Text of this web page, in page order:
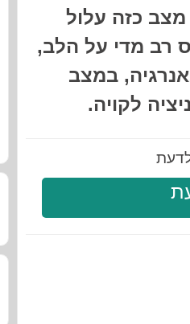
כזה עלול
רב מדי על הלב,
במצב
לקויה.